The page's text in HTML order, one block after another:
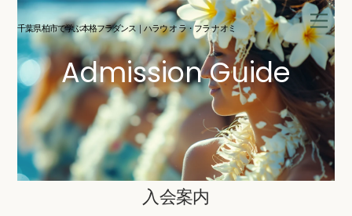
Skip
content
千葉県柏市で学ぶ本格フラダンス｜ハラウ オ ラ・フラ ナオミ
Admission Guide
入会案内